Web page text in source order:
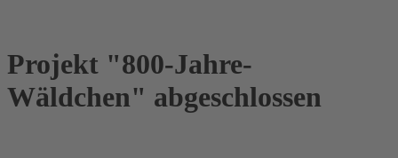
Projekt "800-Jahre-
Wäldchen" abgeschlossen